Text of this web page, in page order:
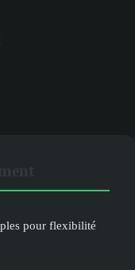
pour flexibilité